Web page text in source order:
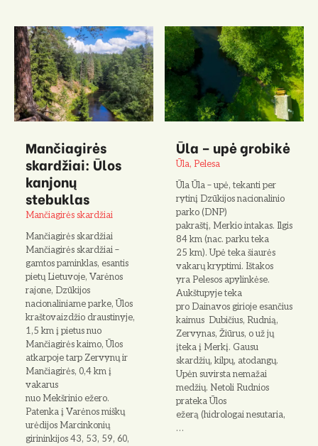
Mančiagirės
skardžiai: Ūlos
kanjonų
stebuklas
Mančiagirės skardžiai
Mančiagirės skardžiai
Mančiagirės skardžiai –
gamtos paminklas, esantis
pietų Lietuvoje, Varėnos
rajone, Dzūkijos
nacionaliniame parke, Ūlos
kraštovaizdžio draustinyje,
1,5 km į pietus nuo
Mančiagirės kaimo, Ūlos
atkarpoje tarp Zervynų ir
Mančiagirės, 0,4 km į
vakarus
nuo Mekšrinio ežero.
Patenka į Varėnos miškų
urėdijos Marcinkonių
girininkijos 43, 53, 59, 60,
Ūla – upė grobikė
Ūla, Pelesa
Ūla Ūla – upė, tekanti per
rytinį Dzūkijos nacionalinio
parko (DNP)
pakraštį, Merkio intakas. Ilgis
84 km (nac. parku teka
25 km). Upė teka šiaurės
vakarų kryptimi. Ištakos
yra Pelesos apylinkėse.
Aukštupyje teka
pro Dainavos girioje esančius
kaimus Dubičius, Rudnią,
Zervynas, Žiūrus, o už jų
įteka į Merkį. Gausu
skardžių, kilpų, atodangų.
Upėn suvirsta nemažai
medžių. Netoli Rudnios
prateka Ūlos
ežerą (hidrologai nesutaria,
…